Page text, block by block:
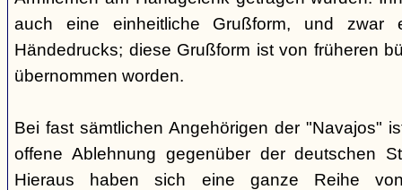
auch eine einheitliche Grußform, und zwar
Händedrucks; diese Grußform ist von früheren
übernommen worden.
Bei fast sämtlichen Angehörigen der "Navajos"
offene Ablehnung gegenüber der deutschen
Hieraus haben sich eine ganze Reihe